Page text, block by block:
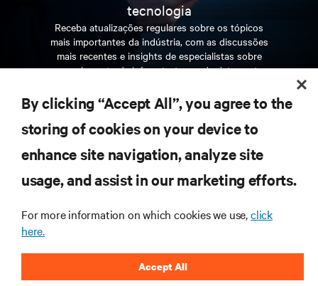
tecnologia
Receba atualizações regulares sobre os tópicos
mais importantes da indústria, com as discussões
mais recentes e insights de especialistas sobre
gerenciamento de infraestrutura e de data center.
INSCREVA-SE AGORA
RECURSOS
CORPORATIVO
By clicking “Accept All”, you agree to the
storing of cookies on your device to
enhance site navigation, analyze site
usage, and assist in our marketing efforts.
For more information on which cookies we use,click
here.
Accept All